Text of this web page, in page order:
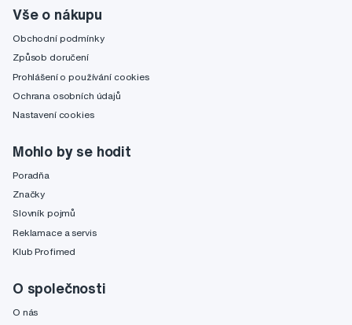
Vše o nákupu
Obchodní podmínky
Způsob doručení
Prohlášení o používání cookies
Ochrana osobních údajů
Nastavení cookies
Mohlo by se hodit
Poradňa
Značky
Slovník pojmů
Reklamace a servis
Klub Profimed
O společnosti
O nás